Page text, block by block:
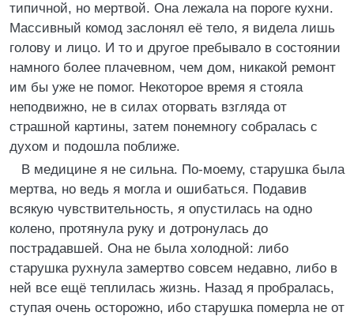
типичной, но мертвой. Она лежала на пороге кухни.
Массивный комод заслонял её тело, я видела лишь
голову и лицо. И то и другое пребывало в состоянии
намного более плачевном, чем дом, никакой ремонт
им бы уже не помог. Некоторое время я стояла
неподвижно, не в силах оторвать взгляда от
страшной картины, затем понемногу собралась с
духом и подошла поближе.
В медицине я не сильна. По-моему, старушка была
мертва, но ведь я могла и ошибаться. Подавив
всякую чувствительность, я опустилась на одно
колено, протянула руку и дотронулась до
пострадавшей. Она не была холодной: либо
старушка рухнула замертво совсем недавно, либо в
ней все ещё теплилась жизнь. Назад я пробралась,
ступая очень осторожно, ибо старушка померла не от